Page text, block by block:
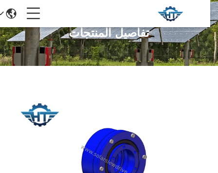
تفاصيل المنتجات